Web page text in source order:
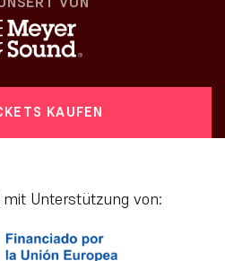
KAUFEN
Unterstützung von: